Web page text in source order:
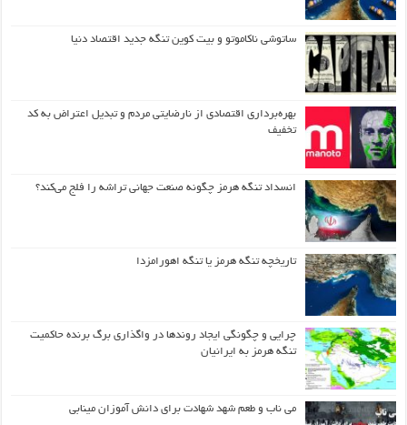
ساتوشی ناکاموتو و بیت کوین تنگه جدید اقتصاد دنیا
بهره‌برداری اقتصادی از نارضایتی مردم و تبدیل اعتراض به کد
تخفیف
انسداد تنگه هرمز چگونه صنعت جهانی تراشه را فلج می‌کند؟
تاریخچه تنگه هرمز یا تنگه اهورامزدا
چرایی و چگونگی ایجاد روندها در واگذاری برگ برنده حاکمیت
تنگه هرمز به ایرانیان
می ناب و طعم شهد شهادت برای دانش آموزان مینابی